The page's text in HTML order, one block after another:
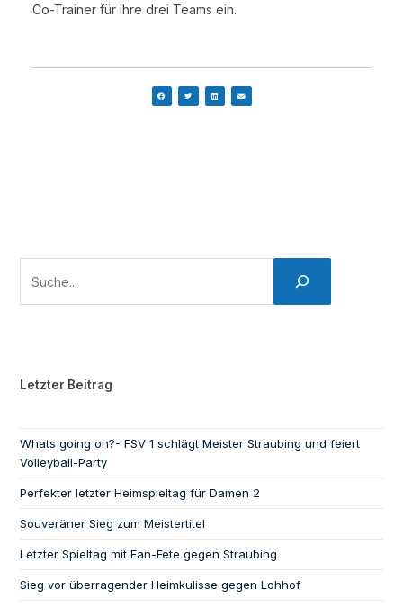
Co-Trainer für ihre drei Teams ein.
Letzter Beitrag
Whats going on?- FSV 1 schlägt Meister Straubing und feiert
Volleyball-Party
Perfekter letzter Heimspieltag für Damen 2
Souveräner Sieg zum Meistertitel
Letzter Spieltag mit Fan-Fete gegen Straubing
Sieg vor überragender Heimkulisse gegen Lohhof